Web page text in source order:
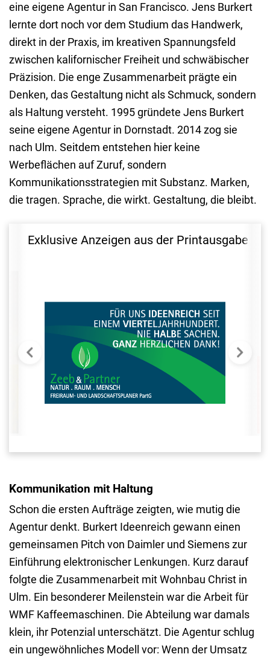
eine eigene Agentur in San Francisco. Jens Burkert
lernte dort noch vor dem Studium das Handwerk,
direkt in der Praxis, im kreativen Spannungsfeld
zwischen kalifornischer Freiheit und schwäbischer
Präzision. Die enge Zusammenarbeit prägte ein
Denken, das Gestaltung nicht als Schmuck, sondern
als Haltung versteht. 1995 gründete Jens Burkert
seine eigene Agentur in Dornstadt. 2014 zog sie
nach Ulm. Seitdem entstehen hier keine
Werbeflächen auf Zuruf, sondern
Kommunikationsstrategien mit Substanz. Marken,
die tragen. Sprache, die wirkt. Gestaltung, die bleibt.
Exklusive Anzeigen aus der Printausgabe
Kommunikation mit Haltung
Schon die ersten Aufträge zeigten, wie mutig die
Agentur denkt. Burkert Ideenreich gewann einen
gemeinsamen Pitch von Daimler und Siemens zur
Einführung elektronischer Lenkungen. Kurz darauf
folgte die Zusammenarbeit mit Wohnbau Christ in
Ulm. Ein besonderer Meilenstein war die Arbeit für
WMF Kaffeemaschinen. Die Abteilung war damals
klein, ihr Potenzial unterschätzt. Die Agentur schlug
ein ungewöhnliches Modell vor: Wenn der Umsatz